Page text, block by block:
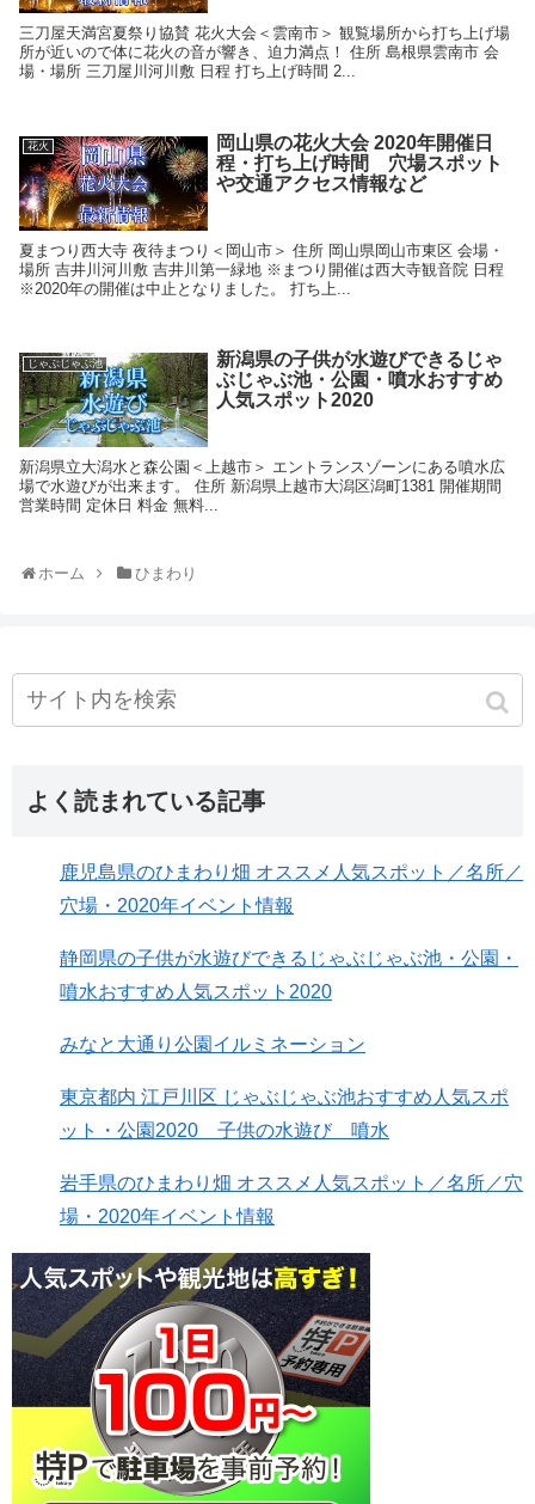
三刀屋天満宮夏祭り協賛 花火大会＜雲南市＞ 観覧場所から打ち上げ場
所が近いので体に花火の音が響き、迫力満点！ 住所 島根県雲南市 会
場・場所 三刀屋川河川敷 日程 打ち上げ時間 2...
花火
岡山県の花火大会 2020年開催日
程・打ち上げ時間 穴場スポット
や交通アクセス情報など
夏まつり西大寺 夜待まつり＜岡山市＞ 住所 岡山県岡山市東区 会場・
場所 吉井川河川敷 吉井川第一緑地 ※まつり開催は西大寺観音院 日程
※2020年の開催は中止となりました。 打ち上...
じゃぶじゃぶ池
新潟県の子供が水遊びできるじゃ
ぶじゃぶ池・公園・噴水おすすめ
人気スポット2020
新潟県立大潟水と森公園＜上越市＞ エントランスゾーンにある噴水広
場で水遊びが出来ます。 住所 新潟県上越市大潟区潟町1381 開催期間
営業時間 定休日 料金 無料...
ホーム ひまわり
よく読まれている記事
鹿児島県のひまわり畑 オススメ人気スポット／名所／
穴場・2020年イベント情報
静岡県の子供が水遊びできるじゃぶじゃぶ池・公園・
噴水おすすめ人気スポット2020
みなと大通り公園イルミネーション
東京都内 江戸川区 じゃぶじゃぶ池おすすめ人気スポ
ット・公園2020 子供の水遊び 噴水
岩手県のひまわり畑 オススメ人気スポット／名所／穴
場・2020年イベント情報